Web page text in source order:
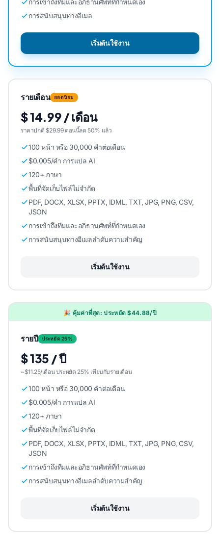
การเข้าถึงทีมและอภิธานศัพท์ที่กําหนดเอง
การสนับสนุนทางอีเมล
เริ่มต้นใช้งาน
รายเดือน ยอดนิยม
$ 14.99 / เดือน
ราคาปกติ $29.99 ตอนนี้ลด 50% แล้ว
100 หน้า หรือ 30,000 คําต่อเดือน
$0.005/คํา การแปล AI
120+ ภาษา
พื้นที่จัดเก็บไฟล์ไม่จํากัด
PDF, DOCX, XLSX, PPTX, IDML, TXT, JPG, PNG, CSV,
JSON
การเข้าถึงทีมและอภิธานศัพท์ที่กําหนดเอง
การสนับสนุนทางอีเมลลําดับความสําคัญ
เริ่มต้นใช้งาน
🎉 คุ้มค่าที่สุด: ประหยัด $44.88/ปี
รายปี ประหยัด 25%
$ 135 / ปี
~$11.25/เดือน ประหยัด 25% เทียบกับรายเดือน
100 หน้า หรือ 30,000 คําต่อเดือน
$0.005/คํา การแปล AI
120+ ภาษา
พื้นที่จัดเก็บไฟล์ไม่จํากัด
PDF, DOCX, XLSX, PPTX, IDML, TXT, JPG, PNG, CSV,
JSON
การเข้าถึงทีมและอภิธานศัพท์ที่กําหนดเอง
การสนับสนุนทางอีเมลลําดับความสําคัญ
เริ่มต้นใช้งาน